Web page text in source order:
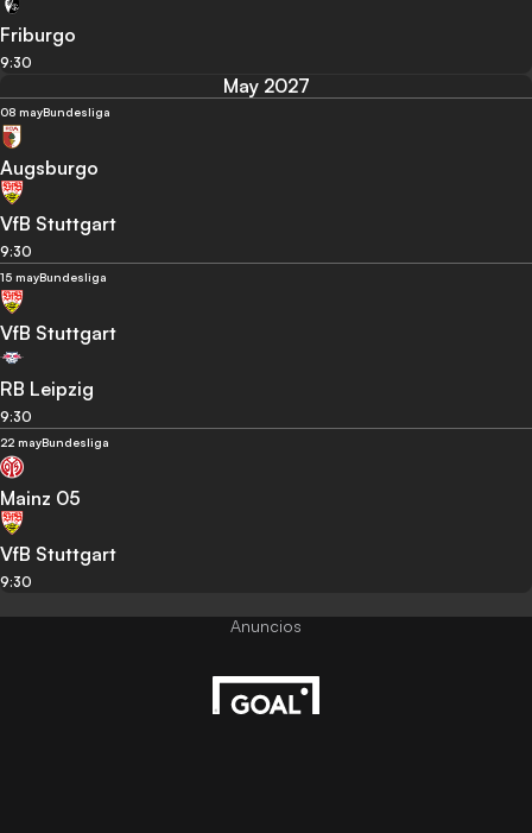
Friburgo
9:30
May 2027
08 mayBundesliga
Augsburgo
VfB Stuttgart
9:30
15 mayBundesliga
VfB Stuttgart
RB Leipzig
9:30
22 mayBundesliga
Mainz 05
VfB Stuttgart
9:30